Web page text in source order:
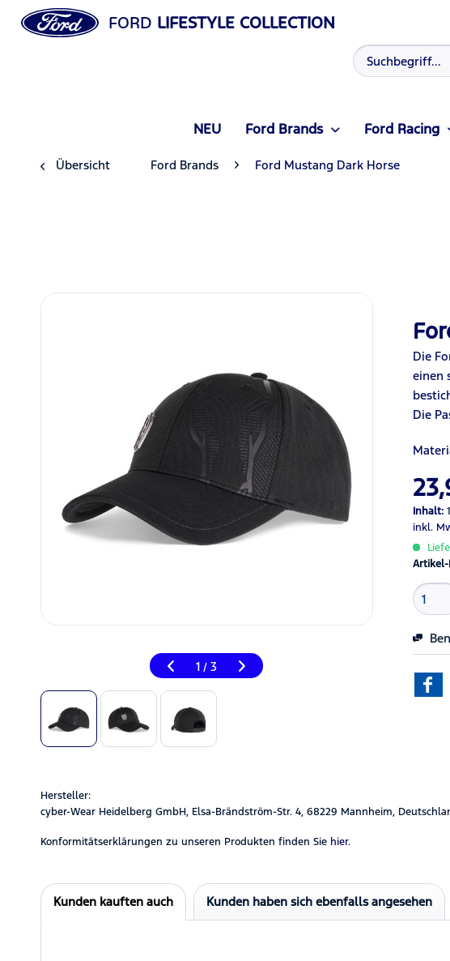
FORD LIFESTYLE COLLECTION
NEU Ford Brands Ford Racing
Übersicht Ford Brands Ford Mustang Dark Horse
1 / 3
Die
einen
Die
Inhalt:
inkl.
Hersteller:
cyber-Wear Heidelberg GmbH, Elsa-Brändström-Str. 4, 68229 Mannheim,
Konformitätserklärungen zu unseren Produkten finden Sie hier.
Kunden kauften auch Kunden haben sich ebenfalls angesehen